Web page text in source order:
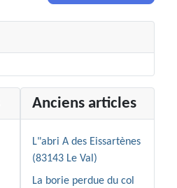
Anciens articles
L"abri A des Eissartènes
(83143 Le Val)
La borie perdue du col